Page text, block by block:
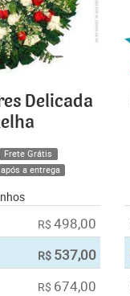
Delicada
Frete Grátis
a entrega
R$ 498,00
R$ 537,00
R$ 674,00